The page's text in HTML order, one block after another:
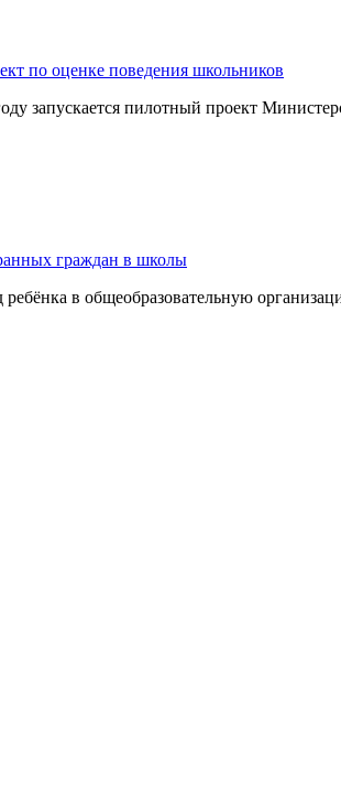
по оценке поведения школьников
запускается пилотный проект
граждан в школы
в общеобразовательную